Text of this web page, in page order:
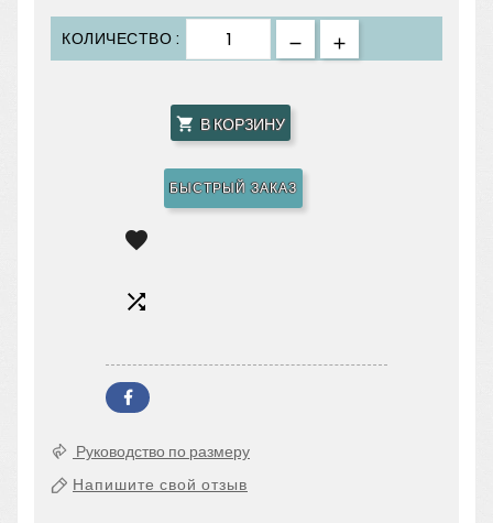
КОЛИЧЕСТВО :
 В КОРЗИНУ
БЫСТРЫЙ ЗАКАЗ


Руководство по размеру
Напишите свой отзыв